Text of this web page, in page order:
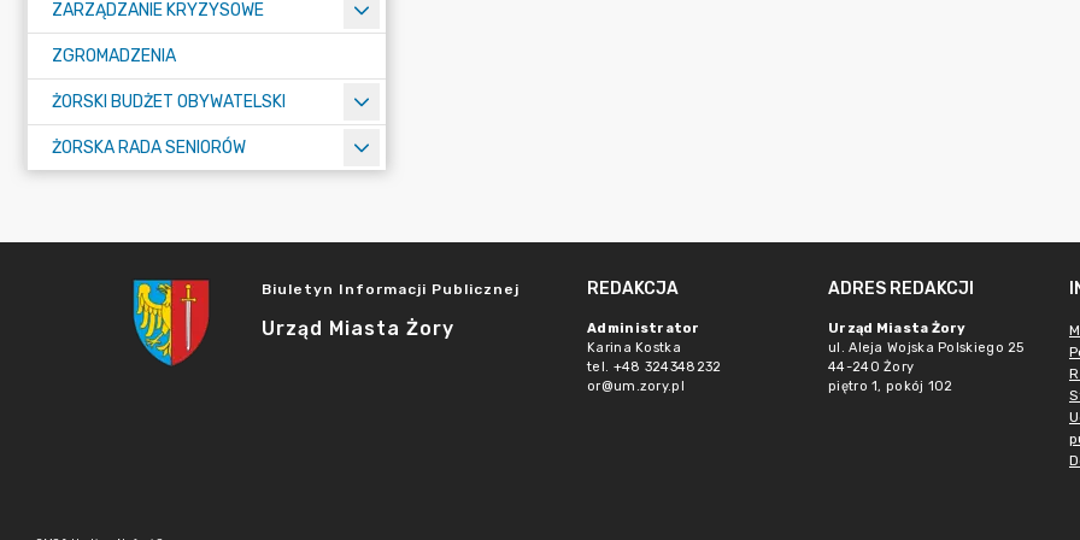
ZARZĄDZANIE KRYZYSOWE
ZGROMADZENIA
ŻORSKI BUDŻET OBYWATELSKI
ŻORSKA RADA SENIORÓW
Biuletyn Informacji Publicznej
Urząd Miasta Żory
REDAKCJA
Administrator
Karina Kostka
tel. +48 324348232
or@um.zory.pl
ADRES REDAKCJI
Urząd Miasta Żory
ul. Aleja Wojska Polskiego 25
44-240 Żory
piętro 1, pokój 102